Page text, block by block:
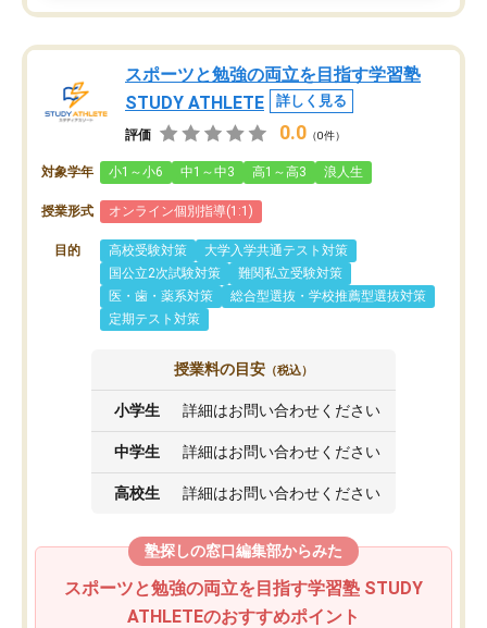
スポーツと勉強の両立を目指す学習塾
STUDY ATHLETE
詳しく見る
評価 0.0 （0件）
対象学年 小1～小6 中1～中3 高1～高3 浪人生
授業形式 オンライン個別指導(1:1)
目的 高校受験対策
大学入学共通テスト対策
国公立2次試験対策
難関私立受験対策
医・歯・薬系対策
総合型選抜・学校推薦型選抜対策
定期テスト対策
授業料の目安 （税込）
小学生 詳細はお問い合わせください
中学生 詳細はお問い合わせください
高校生 詳細はお問い合わせください
塾探しの窓口編集部からみた
スポーツと勉強の両立を目指す学習塾 STUDY
ATHLETEのおすすめポイント